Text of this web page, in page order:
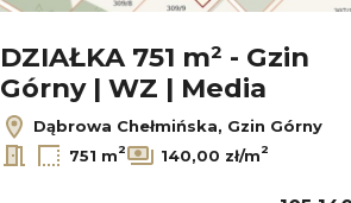
DZIAŁKA 751 m² - Gzin
Górny | WZ | Media
Dąbrowa Chełmińska, Gzin Górny
751 m2 140,00 zł/m2